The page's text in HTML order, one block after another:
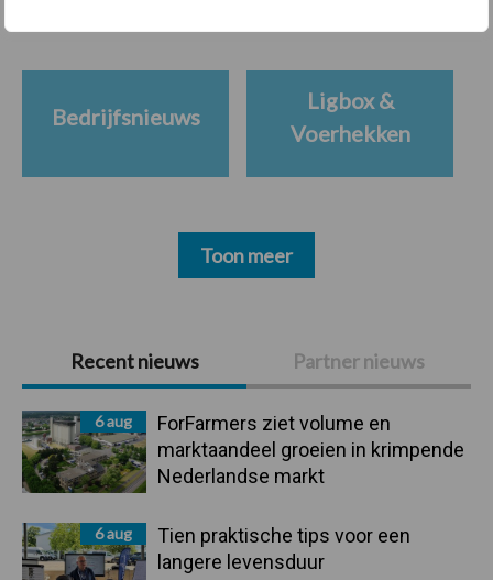
Primaire
Sidebar
Recent nieuws Partner nieuws
6 aug
ForFarmers ziet volume en
marktaandeel groeien in krimpende
Nederlandse markt
6 aug
Tien praktische tips voor een
langere levensduur
Bedrijfsnieuws
Ligbox &
Voerhekken
Toon meer